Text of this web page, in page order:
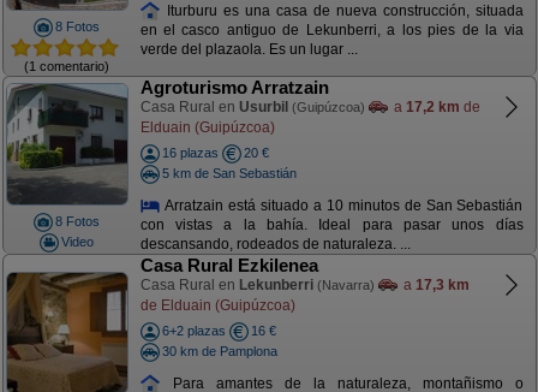
8 Fotos
(1 comentario)
Iturburu es una casa de nueva construcción, situada
en el casco antiguo de Lekunberri, a los pies de la via
verde del plazaola. Es un lugar ...
8 Fotos
Video
Agroturismo Arratzain
Casa Rural en Usurbil (Guipúzcoa) a 17,2 km de
Elduain (Guipúzcoa)
16 plazas
20 €
5 km de San Sebastián
Arratzain está situado a 10 minutos de San Sebastián
con vistas a la bahía. Ideal para pasar unos días
descansando, rodeados de naturaleza. ...
Casa Rural Ezkilenea
Casa Rural en Lekunberri (Navarra) a 17,3 km
de Elduain (Guipúzcoa)
6+2 plazas
16 €
30 km de Pamplona
Para amantes de la naturaleza, montañismo o